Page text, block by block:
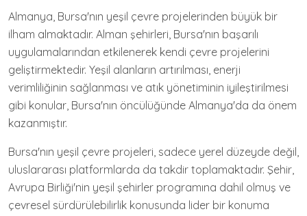
Almanya, Bursa'nın yeşil çevre projelerinden büyük bir
ilham almaktadır. Alman şehirleri, Bursa'nın başarılı
uygulamalarından etkilenerek kendi çevre projelerini
geliştirmektedir. Yeşil alanların artırılması, enerji
verimliliğinin sağlanması ve atık yönetiminin iyileştirilmesi
gibi konular, Bursa'nın öncülüğünde Almanya'da da önem
kazanmıştır.
Bursa'nın yeşil çevre projeleri, sadece yerel düzeyde değil,
uluslararası platformlarda da takdir toplamaktadır. Şehir,
Avrupa Birliği'nin yeşil şehirler programına dahil olmuş ve
çevresel sürdürülebilirlik konusunda lider bir konuma